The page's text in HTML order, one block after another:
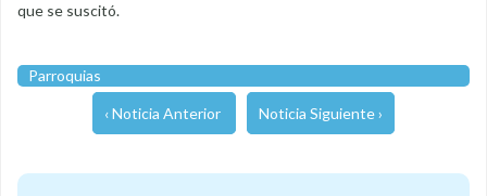
que se suscitó.
Parroquias
‹ Noticia Anterior Noticia Siguiente ›